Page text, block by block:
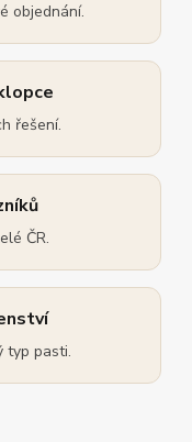
objednání.
řešení.
ČR.
typ pasti.